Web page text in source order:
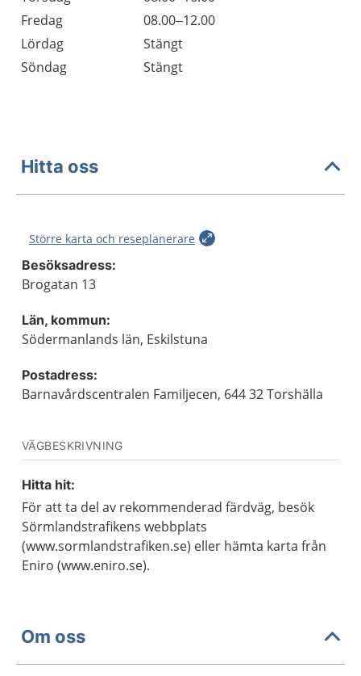
Fredag
08.00–12.00
Lördag
Stängt
Söndag
Stängt
Hitta oss
Större karta och reseplanerare
Besöksadress:
Brogatan 13
Län, kommun:
Södermanlands län, Eskilstuna
Postadress:
Barnavårdscentralen Familjecen, 644 32 Torshälla
VÄGBESKRIVNING
Hitta hit:
För att ta del av rekommenderad färdväg, besök
Sörmlandstrafikens webbplats
(www.sormlandstrafiken.se) eller hämta karta från
Eniro (www.eniro.se).
Om oss